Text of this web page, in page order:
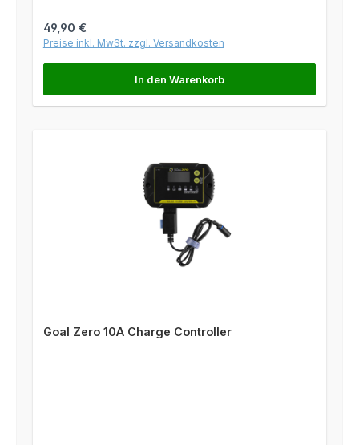
Regulärer Preis:
49,90 €
Preise inkl. MwSt. zzgl. Versandkosten
In den Warenkorb
Goal Zero 10A Charge Controller